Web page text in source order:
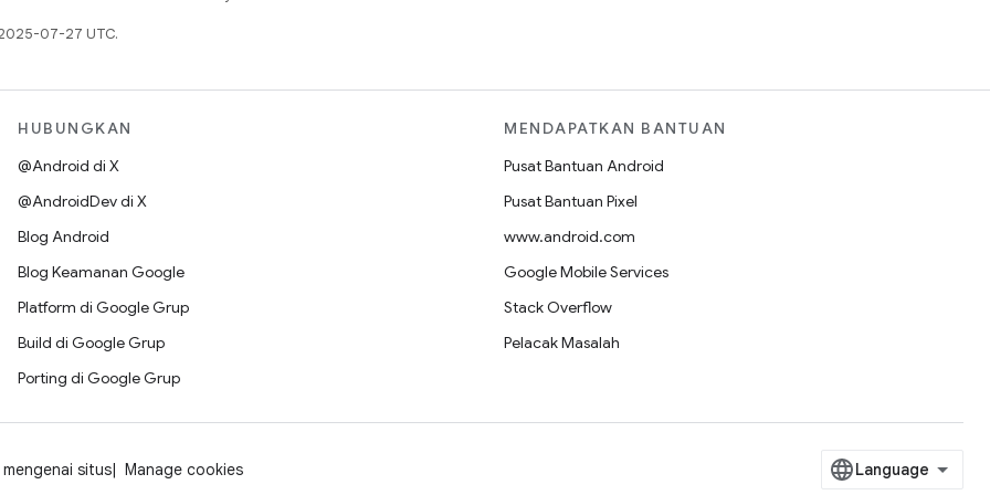
07-27 UTC.
HUBUNGKAN
@Android di X
@AndroidDev di X
Blog Android
Blog Keamanan Google
Platform di Google Grup
Build di Google Grup
Porting di Google Grup
MENDAPATKAN BANTUAN
Pusat Bantuan Android
Pusat Bantuan Pixel
www.android.com
Google Mobile Services
Stack Overflow
Pelacak Masalah
mengenai situs Manage cookies